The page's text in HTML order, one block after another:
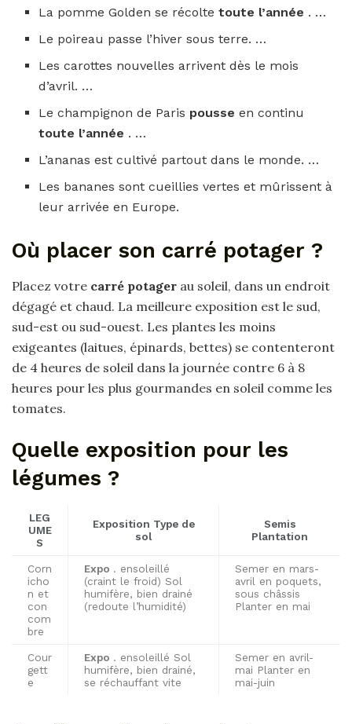
La pomme Golden se récoltetoute l’année . …
Le poireau passe l’hiver sous terre. …
Les carottes nouvelles arrivent dès le mois
d’avril. …
Le champignon de Paris pousseen continu
toute l’année . …
L’ananas est cultivé partout dans le monde. …
Les bananes sont cueillies vertes et mûrissent à
leur arrivée en Europe.
Où placer son carré potager ?
Placez votre carré potager au soleil, dans un endroit
dégagé et chaud. La meilleure exposition est le sud,
sud-est ou sud-ouest. Les plantes les moins
exigeantes (laitues, épinards, bettes) se contenteront
de 4 heures de soleil dans la journée contre 6 à 8
heures pour les plus gourmandes en soleil comme les
tomates.
Quelle exposition pour les
légumes ?
LEG
UME
S
Exposition Type de
sol
Semis
Plantation
Corn
icho
n et
con
com
bre
Expo . ensoleillé
(craint le froid) Sol
humifère, bien drainé
(redoute l’humidité)
Semer en mars-
avril en poquets,
sous châssis
Planter en mai
Cour
gett
e
Expo . ensoleillé Sol
humifère, bien drainé,
se réchauffant vite
Semer en avril-
mai Planter en
mai-juin